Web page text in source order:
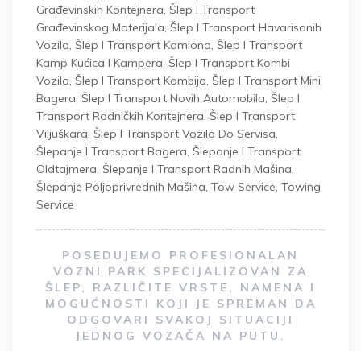
Građevinskih Kontejnera, Šlep I Transport
Građevinskog Materijala, Šlep I Transport Havarisanih
Vozila, Šlep I Transport Kamiona, Šlep I Transport
Kamp Kućica I Kampera, Šlep I Transport Kombi
Vozila, Šlep I Transport Kombija, Šlep I Transport Mini
Bagera, Šlep I Transport Novih Automobila, Šlep I
Transport Radničkih Kontejnera, Šlep I Transport
Viljuškara, Šlep I Transport Vozila Do Servisa,
Šlepanje I Transport Bagera, Šlepanje I Transport
Oldtajmera, Šlepanje I Transport Radnih Mašina,
Šlepanje Poljoprivrednih Mašina, Tow Service, Towing
Service
POSEDUJEMO PROFESIONALAN
VOZNI PARK SPECIJALIZOVAN ZA
ŠLEP, RAZLIČITE VRSTE, NAMENA I
MOGUĆNOSTI KOJI JE SPREMAN DA
ODGOVARI SVAKOJ SITUACIJI
JEDNOG VOZAČA NA PUTU.